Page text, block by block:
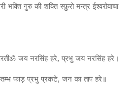
भक्ति गुरु की शक्ति स्फ़ुरो मन्त्र ईश्वरोवाचा
जय नरसिंह हरे, प्रभु जय नरसिंह हरे।
फाड़ प्रभु प्रकटे, जन का ताप हरे॥